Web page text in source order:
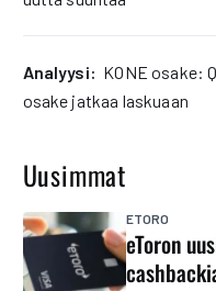
analyysi: KONE osake:
osake jatkaa laskuaan
Uusimmat
ETORO
eToron